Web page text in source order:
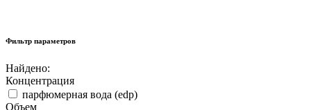
Фильтр параметров
Найдено:
Концентрация
парфюмерная вода (edp)
Объем